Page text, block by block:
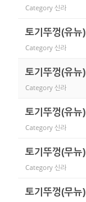
Category 신라
토기뚜껑(유뉴)
Category 신라
토기뚜껑(유뉴)
Category 신라
토기뚜껑(유뉴)
Category 신라
토기뚜껑(무뉴)
Category 신라
토기뚜껑(무뉴)